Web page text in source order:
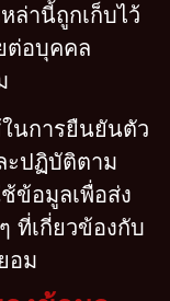
ล่านี้ถูกเก็บไว้
ต่อบุคคล
นการยืนยันตัว
ะปฏิบัติตาม
ข้อมูลเพื่อส่ง
ที่เกี่ยวข้องกับ
อม